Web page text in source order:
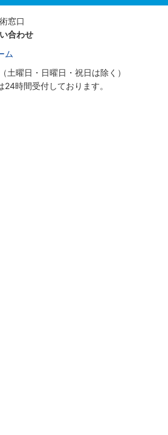
窓口
合わせ
ム
曜日・日曜日・祝日は除く）
時間受付しております。